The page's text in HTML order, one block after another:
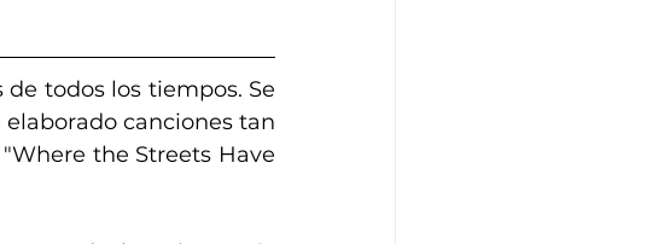
todos los tiempos. Se
canciones tan
the Streets Have